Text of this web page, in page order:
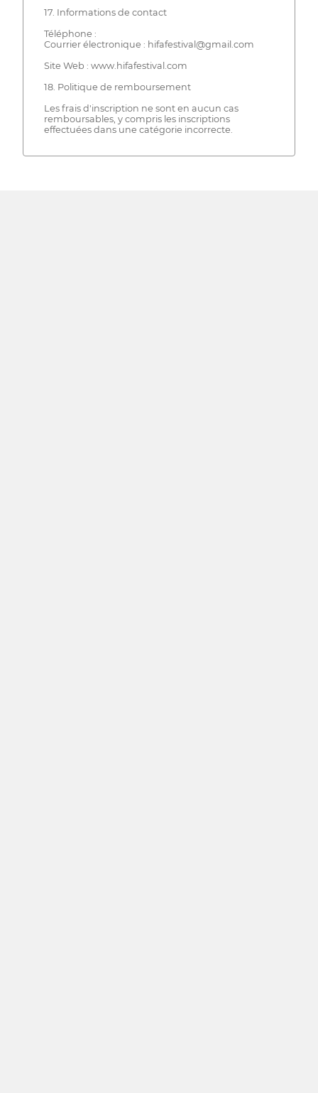
17. Informations de contact
Téléphone :
Courrier électronique : hifafestival@gmail.com
Site Web : www.hifafestival.com
18. Politique de remboursement
Les frais d'inscription ne sont en aucun cas
remboursables, y compris les inscriptions
effectuées dans une catégorie incorrecte.